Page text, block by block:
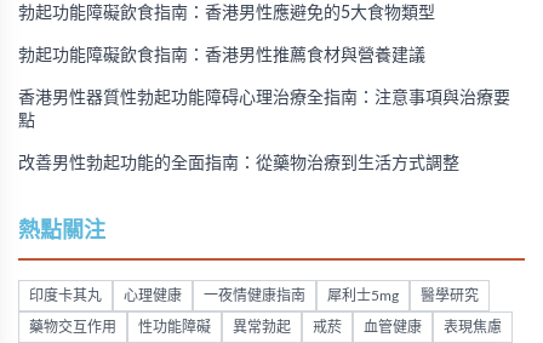
勃起功能障礙飲食指南：香港男性應避免的5大食物類型
勃起功能障礙飲食指南：香港男性推薦食材與營養建議
香港男性器質性勃起功能障碍心理治療全指南：注意事項與治療要
點
改善男性勃起功能的全面指南：從藥物治療到生活方式調整
熱點關注
印度卡其丸 心理健康 一夜情健康指南 犀利士5mg 醫學研究
藥物交互作用 性功能障礙 異常勃起 戒菸 血管健康 表現焦慮